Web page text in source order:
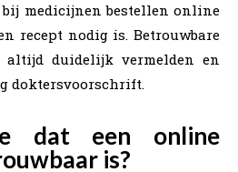
medicijnen bestellen online
recept nodig is. Betrouwbare
duidelijk vermelden en
doktersvoorschrift.
dat een online
is?